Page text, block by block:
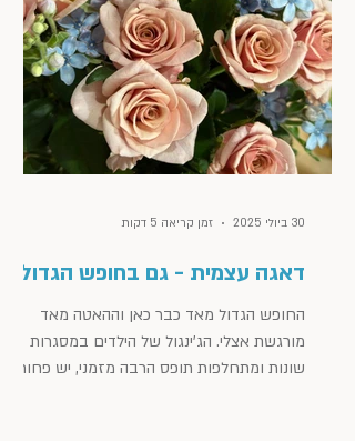
דאגה עצמית - גם בחופש הגדול
החופש הגדול מאד כבר כאן וההאטה מאד
מורגשת אצלי. הג'ינגול של הילדים במסגרות
שונות ומתחלפות תופס הרבה מזמני, יש פחות
30 ביולי 2025 זמן קריאה 5 דקות